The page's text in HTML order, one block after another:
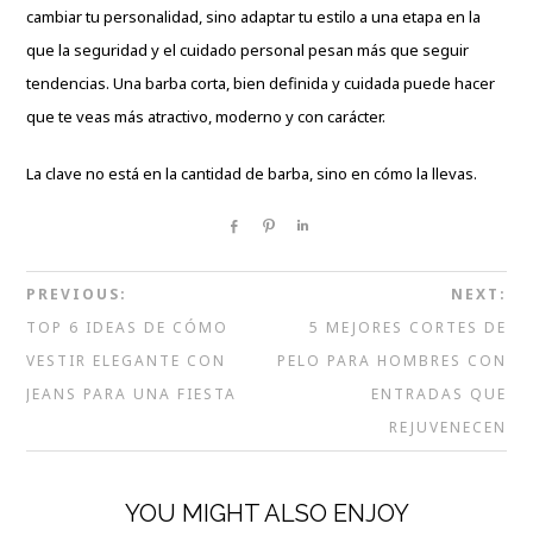
cambiar tu personalidad, sino adaptar tu estilo a una etapa en la
que la seguridad y el cuidado personal pesan más que seguir
tendencias. Una barba corta, bien definida y cuidada puede hacer
que te veas más atractivo, moderno y con carácter.
La clave no está en la cantidad de barba, sino en cómo la llevas.
Share Pin
PREVIOUS:
TOP 6 IDEAS DE CÓMO
VESTIR ELEGANTE CON
JEANS PARA UNA FIESTA
NEXT:
5 MEJORES CORTES DE
PELO PARA HOMBRES CON
ENTRADAS QUE
REJUVENECEN
YOU MIGHT ALSO ENJOY